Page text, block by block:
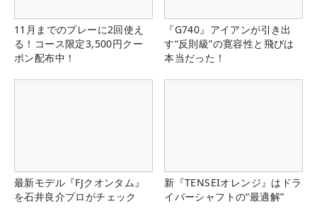
11月までのプレーに2回使え
る！コース限定3,500円クー
ポン配布中！
『G740』アイアンが引き出
す“反則級”の寛容性と飛びは
本当だった！
最新モデル『FJクオンタム』
を石井良介プロがチェック
新『TENSEIオレンジ』はドラ
イバーシャフトの“最適解”